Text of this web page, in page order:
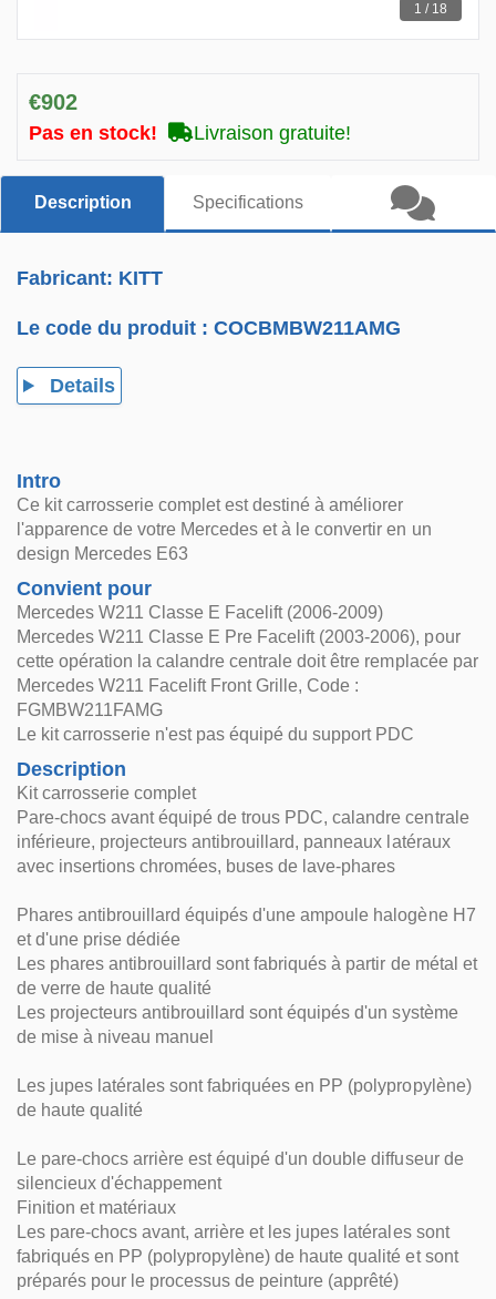
1 / 18
€902
Pas en stock! Livraison gratuite!
Description Specifications
Fabricant: KITT
Le code du produit :COCBMBW211AMG
Details
Intro
Ce kit carrosserie complet est destiné à améliorer
l'apparence de votre Mercedes et à le convertir en un
design Mercedes E63
Convient pour
Mercedes W211 Classe E Facelift (2006-2009)
Mercedes W211 Classe E Pre Facelift (2003-2006), pour
cette opération la calandre centrale doit être remplacée par
Mercedes W211 Facelift Front Grille, Code :
FGMBW211FAMG
Le kit carrosserie n'est pas équipé du support PDC
Description
Kit carrosserie complet
Pare-chocs avant équipé de trous PDC, calandre centrale
inférieure, projecteurs antibrouillard, panneaux latéraux
avec insertions chromées, buses de lave-phares
Phares antibrouillard équipés d'une ampoule halogène H7
et d'une prise dédiée
Les phares antibrouillard sont fabriqués à partir de métal et
de verre de haute qualité
Les projecteurs antibrouillard sont équipés d'un système
de mise à niveau manuel
Les jupes latérales sont fabriquées en PP (polypropylène)
de haute qualité
Le pare-chocs arrière est équipé d'un double diffuseur de
silencieux d'échappement
Finition et matériaux
Les pare-chocs avant, arrière et les jupes latérales sont
fabriqués en PP (polypropylène) de haute qualité et sont
préparés pour le processus de peinture (apprêté)